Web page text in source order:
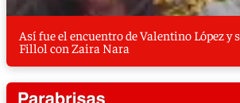
Así fue el encuentro de Valentino López y
Fillol con Zaira Nara